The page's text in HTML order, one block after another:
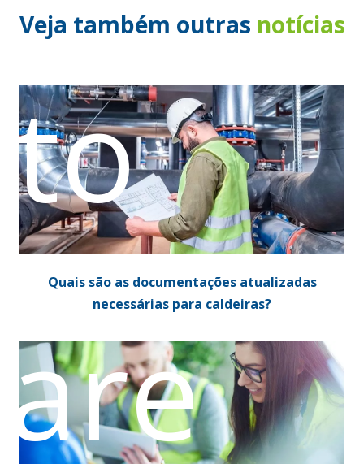
Veja também outras notícias
Quais são as documentações atualizadas
necessárias para caldeiras?